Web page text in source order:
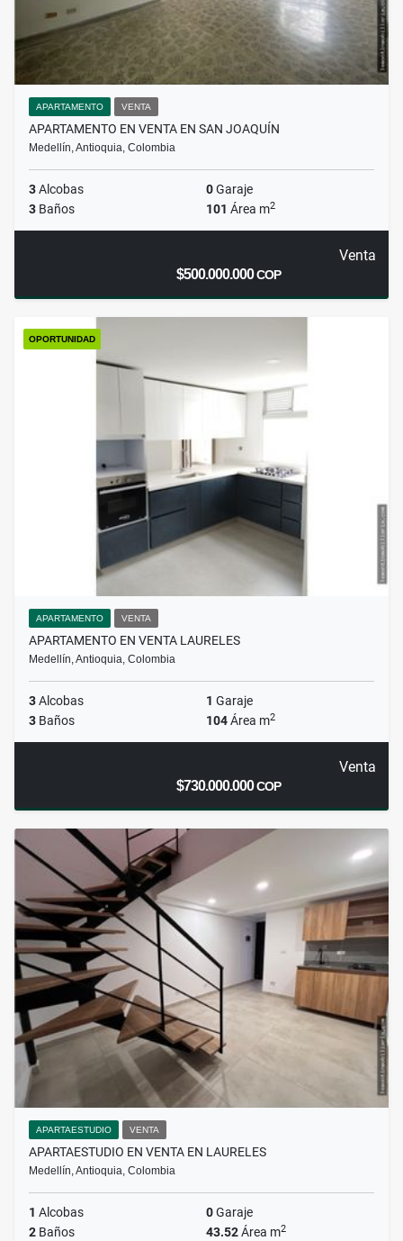
APARTAMENTO VENTA
APARTAMENTO EN VENTA EN SAN JOAQUÍN
Medellín, Antioquia, Colombia
3Alcobas 0Garaje
3 Baños 101 Área m2
Venta
$500.000.000COP
OPORTUNIDAD
APARTAMENTO VENTA
APARTAMENTO EN VENTA LAURELES
Medellín, Antioquia, Colombia
3Alcobas 1 Garaje
3 Baños 104Área m2
Venta
$730.000.000COP
APARTAESTUDIO VENTA
APARTAESTUDIO EN VENTA EN LAURELES
Medellín, Antioquia, Colombia
1 Alcobas 0Garaje
2 Baños 43.52Área m2